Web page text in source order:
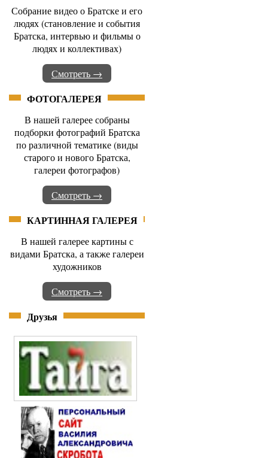
Собрание видео о Братске и его
людях (становление и события
Братска, интервью и фильмы о
людях и коллективах)
Смотреть →
ФОТОГАЛЕРЕЯ
В нашей галерее собраны
подборки фотографий Братска
по различной тематике (виды
старого и нового Братска,
галереи фотографов)
Смотреть →
КАРТИННАЯ ГАЛЕРЕЯ
В нашей галерее картины с
видами Братска, а также галереи
художников
Смотреть →
Друзья